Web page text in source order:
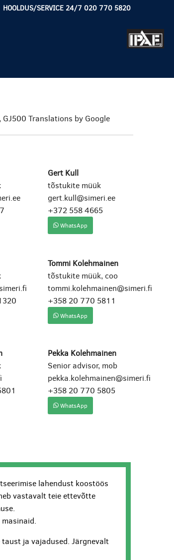
HOOLDUS/SERVICE 24/7 020 770 5820
GJ500 Translations by Google
Gert Kull
tõstukite müük
gert.kull@simeri.ee
+372 558 4665
WhatsApp
Tommi Kolehmainen
tõstukite müük, coo
tommi.kolehmainen@simeri.fi
+358 20 770 5811
WhatsApp
Pekka Kolehmainen
Senior advisor, mob
pekka.kolehmainen@simeri.fi
+358 20 770 5805
WhatsApp
lahendust koostöös
vastavalt teie ettevõtte
ja vajadused. Järgnevalt